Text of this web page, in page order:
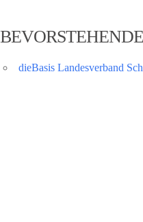
dieBasis Landesverband